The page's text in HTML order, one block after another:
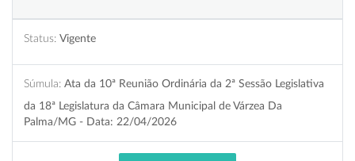
Status: Vigente
Súmula: Ata da 10ª Reunião Ordinária da 2ª Sessão Legislativa
da 18ª Legislatura da Câmara Municipal de Várzea Da
Palma/MG - Data: 22/04/2026